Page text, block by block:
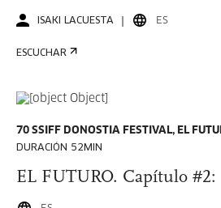
ISAKI LACUESTA ES
ESCUCHAR
70 SSIFF DONOSTIA FESTIVAL, EL
DURACIÓN 52MIN
EL FUTURO. Capítulo #2: